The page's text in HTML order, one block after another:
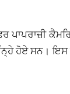
ਪਾਪਰਾਜ਼ੀ
ਹੋਏ ਸਨ।